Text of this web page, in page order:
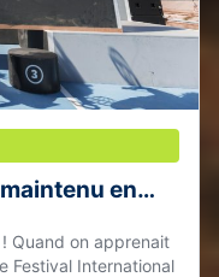
en…
! Quand on apprenait
Festival International